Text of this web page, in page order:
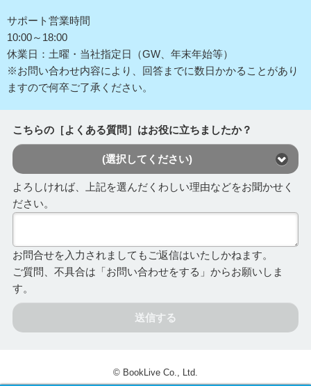
サポート営業時間
10:00～18:00
休業日：土曜・当社指定日（GW、年末年始等）
※お問い合わせ内容により、回答までに数日かかることがあり
ますので何卒ご了承ください。
こちらの［よくある質問］はお役に立ちましたか？
(選択してください)
よろしければ、上記を選んだくわしい理由などをお聞かせく
ださい。
お問合せを入力されましてもご返信はいたしかねます。
ご質問、不具合は「お問い合わせをする」からお願いしま
す。
送信する
© BookLive Co., Ltd.